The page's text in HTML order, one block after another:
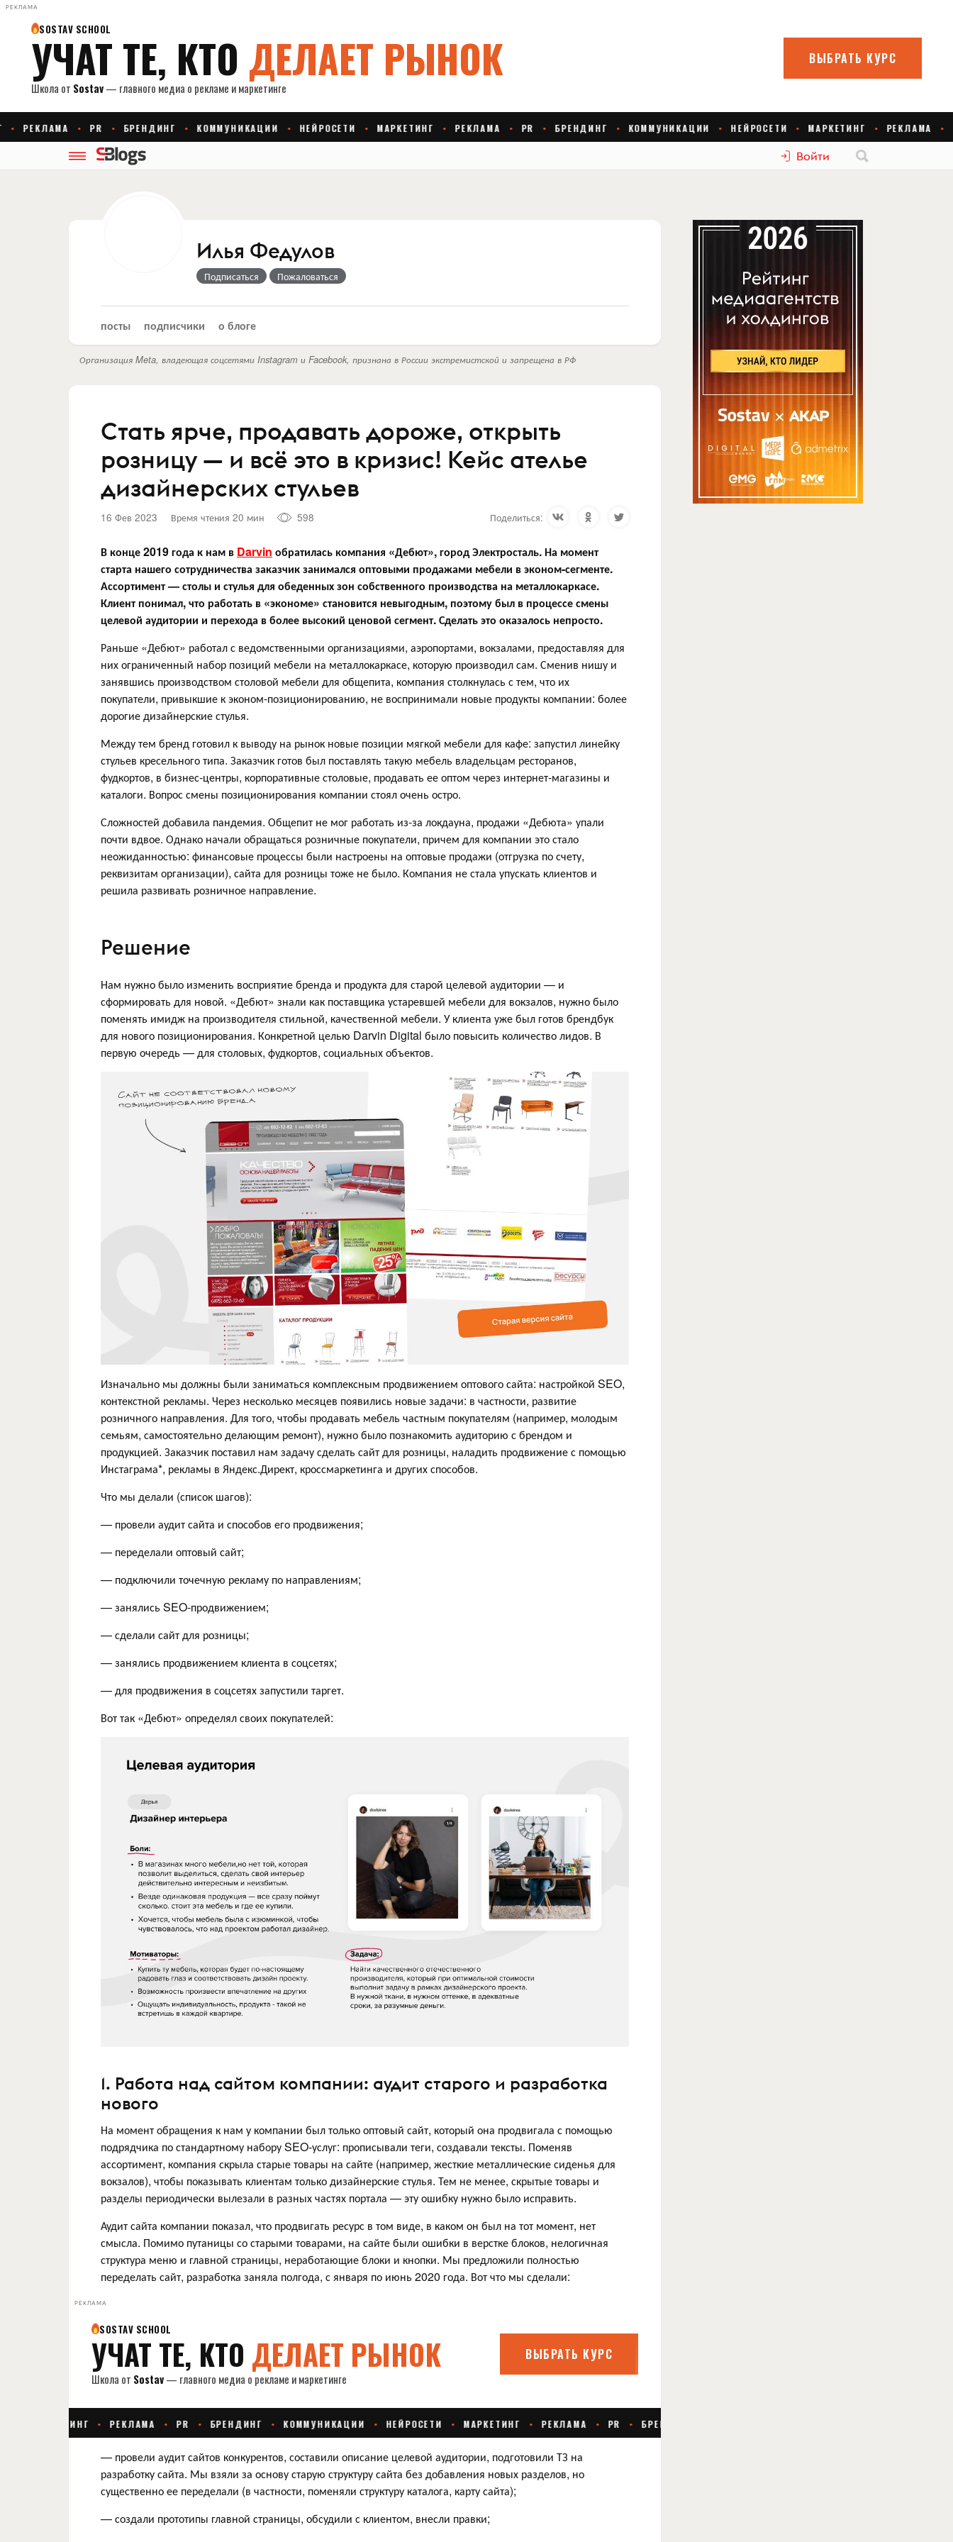
РЕКЛАМА
Войти
Илья Федулов
Подписаться Пожаловаться
посты подписчики о блоге
Организация Meta, владеющая соцсетями Instagram и Facebook, признана в России экстремистской и запрещена в РФ
Стать ярче, продавать дороже, открыть
розницу — и всё это в кризис! Кейс ателье
дизайнерских стульев
16 Фев 2023 Время чтения 20 мин 598 Поделиться:
В конце 2019 года к нам в Darvin обратилась компания «Дебют», город Электросталь. На момент
старта нашего сотрудничества заказчик занимался оптовыми продажами мебели в эконом-сегменте.
Ассортимент — столы и стулья для обеденных зон собственного производства на металлокаркасе.
Клиент понимал, что работать в «экономе» становится невыгодным, поэтому был в процессе смены
целевой аудитории и перехода в более высокий ценовой сегмент. Сделать это оказалось непросто.
Раньше «Дебют» работал с ведомственными организациями, аэропортами, вокзалами, предоставляя для
них ограниченный набор позиций мебели на металлокаркасе, которую производил сам. Сменив нишу и
занявшись производством столовой мебели для общепита, компания столкнулась с тем, что их
покупатели, привыкшие к эконом-позиционированию, не воспринимали новые продукты компании: более
дорогие дизайнерские стулья.
Между тем бренд готовил к выводу на рынок новые позиции мягкой мебели для кафе: запустил линейку
стульев кресельного типа. Заказчик готов был поставлять такую мебель владельцам ресторанов,
фудкортов, в бизнес-центры, корпоративные столовые, продавать ее оптом через интернет-магазины и
каталоги. Вопрос смены позиционирования компании стоял очень остро.
Сложностей добавила пандемия. Общепит не мог работать из-за локдауна, продажи «Дебюта» упали
почти вдвое. Однако начали обращаться розничные покупатели, причем для компании это стало
неожиданностью: финансовые процессы были настроены на оптовые продажи (отгрузка по счету,
реквизитам организации), сайта для розницы тоже не было. Компания не стала упускать клиентов и
решила развивать розничное направление.
Решение
Нам нужно было изменить восприятие бренда и продукта для старой целевой аудитории — и
сформировать для новой. «Дебют» знали как поставщика устаревшей мебели для вокзалов, нужно было
поменять имидж на производителя стильной, качественной мебели. У клиента уже был готов брендбук
для нового позиционирования. Конкретной целью Darvin Digital было повысить количество лидов. В
первую очередь — для столовых, фудкортов, социальных объектов.
Изначально мы должны были заниматься комплексным продвижением оптового сайта: настройкой SEO,
контекстной рекламы. Через несколько месяцев появились новые задачи: в частности, развитие
розничного направления. Для того, чтобы продавать мебель частным покупателям (например, молодым
семьям, самостоятельно делающим ремонт), нужно было познакомить аудиторию с брендом и
продукцией. Заказчик поставил нам задачу сделать сайт для розницы, наладить продвижение с помощью
Инстаграма*, рекламы в Яндекс.Директ, кроссмаркетинга и других способов.
Что мы делали (список шагов):
— провели аудит сайта и способов его продвижения;
— переделали оптовый сайт;
— подключили точечную рекламу по направлениям;
— занялись SEO-продвижением;
— сделали сайт для розницы;
— занялись продвижением клиента в соцсетях;
— для продвижения в соцсетях запустили таргет.
Вот так «Дебют» определял своих покупателей:
1. Работа над сайтом компании: аудит старого и разработка
нового
На момент обращения к нам у компании был только оптовый сайт, который она продвигала с помощью
подрядчика по стандартному набору SEO-услуг: прописывали теги, создавали тексты. Поменяв
ассортимент, компания скрыла старые товары на сайте (например, жесткие металлические сиденья для
вокзалов), чтобы показывать клиентам только дизайнерские стулья. Тем не менее, скрытые товары и
разделы периодически вылезали в разных частях портала — эту ошибку нужно было исправить.
Аудит сайта компании показал, что продвигать ресурс в том виде, в каком он был на тот момент, нет
смысла. Помимо путаницы со старыми товарами, на сайте были ошибки в верстке блоков, нелогичная
структура меню и главной страницы, неработающие блоки и кнопки. Мы предложили полностью
переделать сайт, разработка заняла полгода, с января по июнь 2020 года. Вот что мы сделали:
РЕКЛАМА
— провели аудит сайтов конкурентов, составили описание целевой аудитории, подготовили ТЗ на
разработку сайта. Мы взяли за основу старую структуру сайта без добавления новых разделов, но
существенно ее переделали (в частности, поменяли структуру каталога, карту сайта);
— создали прототипы главной страницы, обсудили с клиентом, внесли правки;